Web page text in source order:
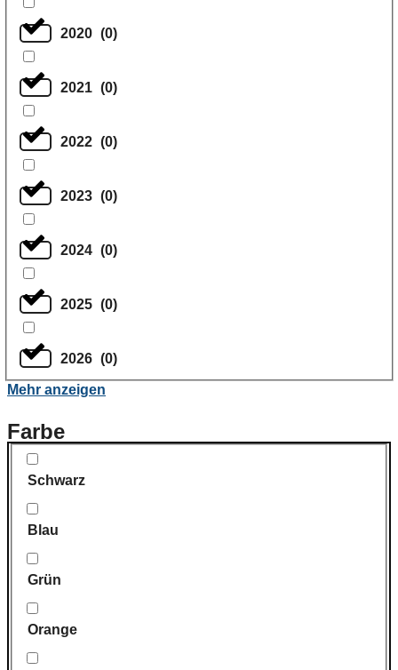
2020 (0)
2021 (0)
2022 (0)
2023 (0)
2024 (0)
2025 (0)
2026 (0)
Mehr anzeigen
Farbe
Schwarz
Blau
Grün
Orange